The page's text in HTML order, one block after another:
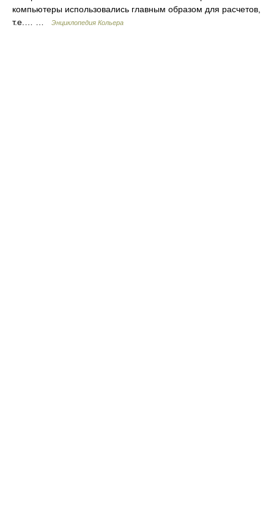
компьютеры использовались главным образом для расчетов,
т.е.… …
Энциклопедия Кольера